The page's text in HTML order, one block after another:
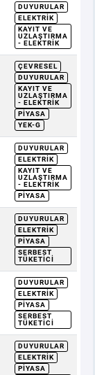
DUYURULAR
ELEKTRIK
KAYIT VE
UZLAŞTIRMA
- ELEKTRIK
ÇEVRESEL
DUYURULAR
KAYIT VE
UZLAŞTIRMA
- ELEKTRIK
PIYASA
YEK-G
DUYURULAR
ELEKTRIK
KAYIT VE
UZLAŞTIRMA
- ELEKTRIK
PIYASA
DUYURULAR
ELEKTRIK
PIYASA
SERBEST
TÜKETICI
DUYURULAR
ELEKTRIK
PIYASA
SERBEST
TÜKETICI
DUYURULAR
ELEKTRIK
PIYASA